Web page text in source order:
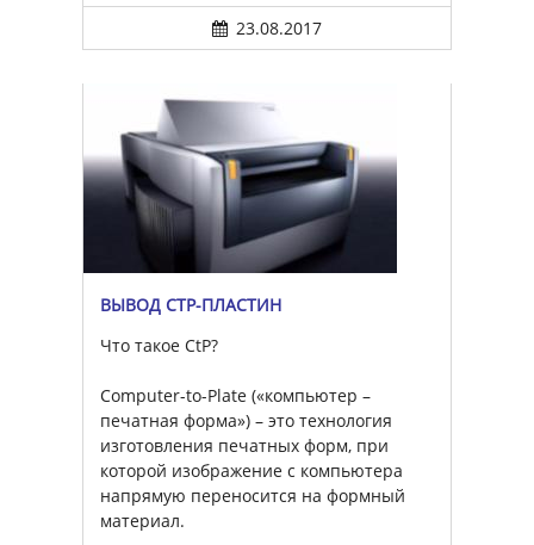
23.08.2017
ВЫВОД CTP-ПЛАСТИН
Что такое CtP?
Computer-to-Plate («компьютер –
печатная форма») – это технология
изготовления печатных форм, при
которой изображение с компьютера
напрямую переносится на формный
материал.